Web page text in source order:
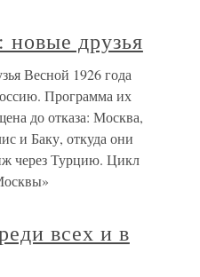
друзья
Весной 1926 года
Программа их
до отказа: Москва,
и Баку, откуда они
через Турцию. Цикл
всех и в